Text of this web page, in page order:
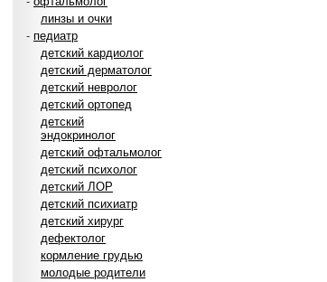
линзы и очки
- педиатр
детский кардиолог
детский дерматолог
детский невролог
детский ортопед
детский
эндокринолог
детский офтальмолог
детский психолог
детский ЛОР
детский психиатр
детский хирург
дефектолог
кормление грудью
молодые родители